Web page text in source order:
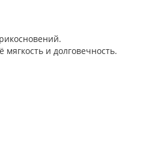
и долговечность.